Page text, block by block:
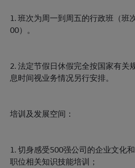
1. 班次为周一到周五的行政班（班
00）。
2. 法定节假日休假完全按国家有关
息时间视业务情况另行安排。
培训及发展空间：
1. 切身感受500强公司的企业文化
职位相关知识技能培训；